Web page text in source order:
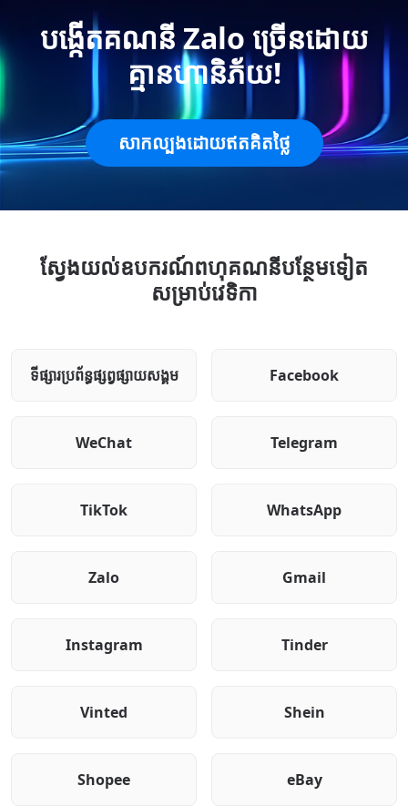
បង្កើតគណនី Zalo ច្រើនដោយ
គ្មានហានិភ័យ!
សាកល្បងដោយឥតគិតថ្លៃ
ស្វែងយល់ឧបករណ៍ពហុគណនីបន្ថែមទៀត
សម្រាប់វេទិកា
ទីផ្សារ​ប្រព័ន្ធ​ផ្សព្វផ្សាយ​សង្គម Facebook
WeChat Telegram
TikTok WhatsApp
Zalo Gmail
Instagram Tinder
Vinted Shein
Shopee eBay